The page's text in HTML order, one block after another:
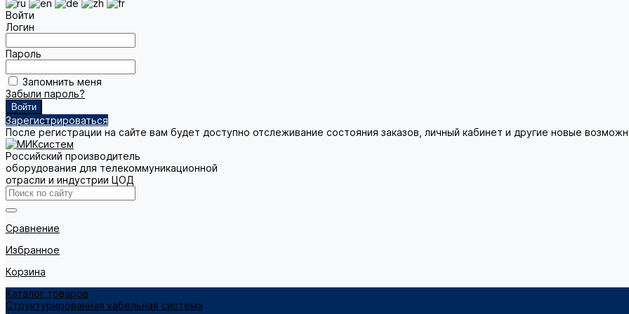
Войти
Логин
Пароль
Запомнить меня
Забыли пароль?
Зарегистрироваться
После регистрации на сайте вам будет доступно отслеживание состояния заказов, личный кабинет и другие новые
Российский производитель
оборудования для телекоммуникационной
отрасли и индустрии ЦОД
Сравнение
Избранное
Корзина
Каталог товаров
Структурированная кабельная система